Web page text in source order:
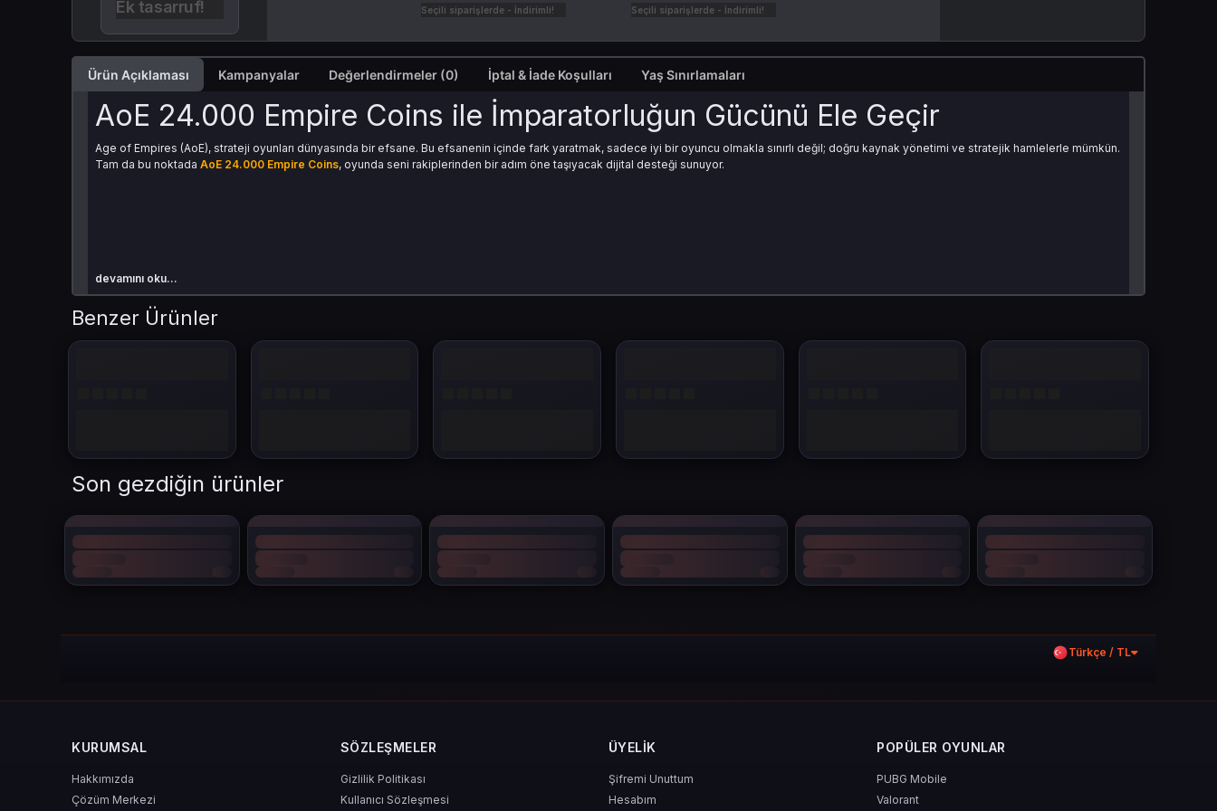
Ek tasarruf! Seçili siparişlerde - İndirimli! Seçili siparişlerde - İndirimli!
Ürün Açıklaması Kampanyalar Değerlendirmeler (0) İptal & İade Koşulları Yaş Sınırlamaları
AoE 24.000 Empire Coins ile İmparatorluğun Gücünü Ele Geçir
Age of Empires (AoE), strateji oyunları dünyasında bir efsane. Bu efsanenin içinde fark yaratmak, sadece iyi bir oyuncu olmakla sınırlı değil; doğru kaynak yönetimi ve stratejik hamlelerle mümkün.
Tam da bu noktadaAoE 24.000 Empire Coins, oyunda seni rakiplerinden bir adım öne taşıyacak dijital desteği sunuyor.
AoE 24.000 Empire Coins Nedir ve Ne İşe Yarar?
AoE 24.000 Empire Coins
Bu paralar, senin oyun içi kararlarını güçlendirir ve hamlelerini daha etkili kılar.
24.000 Empire Coins ile Gelen Avantajlar
Rakiplere karşı baskın kurma şansı
devamını oku...
Benzer Ürünler
Son gezdiğin ürünler
Türkçe / TL
KURUMSAL
Hakkımızda
Çözüm Merkezi
SÖZLEŞMELER
Gizlilik Politikası
Kullanıcı Sözleşmesi
ÜYELIK
Şifremi Unuttum
Hesabım
POPÜLER OYUNLAR
PUBG Mobile
Valorant